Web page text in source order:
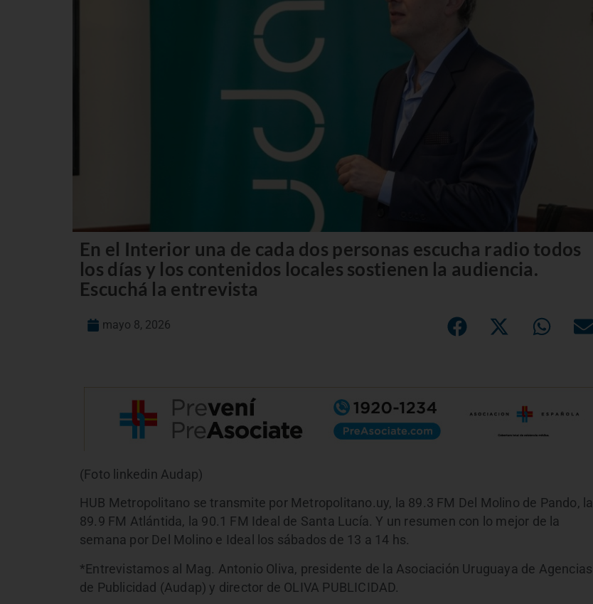
En el Interior una de cada dos personas escucha radio todos
los días y los contenidos locales sostienen la audiencia.
Escuchá la entrevista
mayo 8, 2026
(Foto linkedin Audap)
HUB Metropolitano se transmite por Metropolitano.uy, la 89.3 FM Del Molino de Pando, la
89.9 FM Atlántida, la 90.1 FM Ideal de Santa Lucía. Y un resumen con lo mejor de la
semana por Del Molino e Ideal los sábados de 13 a 14 hs.
*Entrevistamos al Mag. Antonio Oliva, presidente de la Asociación Uruguaya de Agencias
de Publicidad (Audap) y director de OLIVA PUBLICIDAD.